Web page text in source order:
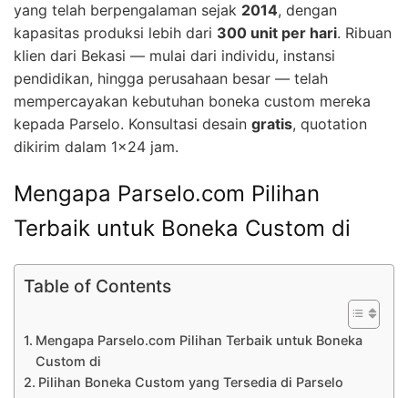
yang telah berpengalaman sejak 2014, dengan
kapasitas produksi lebih dari 300 unit per hari. Ribuan
klien dari Bekasi — mulai dari individu, instansi
pendidikan, hingga perusahaan besar — telah
mempercayakan kebutuhan boneka custom mereka
kepada Parselo. Konsultasi desain gratis, quotation
dikirim dalam 1×24 jam.
Mengapa Parselo.com Pilihan
Terbaik untuk Boneka Custom di
Table of Contents
Mengapa Parselo.com Pilihan Terbaik untuk Boneka
Custom di
Pilihan Boneka Custom yang Tersedia di Parselo